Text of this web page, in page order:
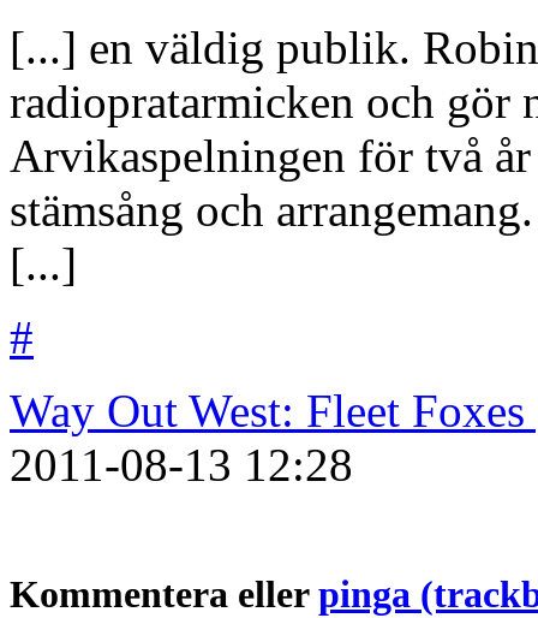
[...] en väldig publik.
radiopratarmicken och gör
Arvikaspelningen för två
stämsång och
[...]
#
Way Out West: Fleet
2011-08-13 12:28
Kommentera ellerpinga